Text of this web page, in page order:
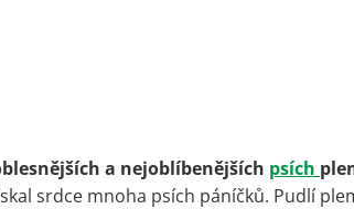
a nejoblíbenějších psích
srdce mnoha psích páníčků. Pudlí